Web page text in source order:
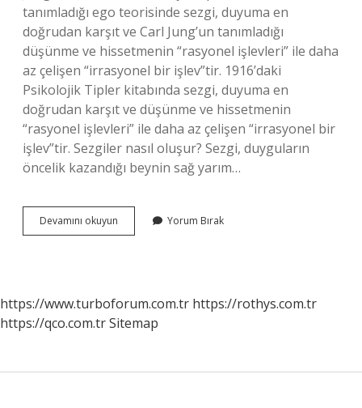
tanımladığı ego teorisinde sezgi, duyuma en
doğrudan karşıt ve Carl Jung’un tanımladığı
düşünme ve hissetmenin “rasyonel işlevleri” ile daha
az çelişen “irrasyonel bir işlev”tir. 1916’daki
Psikolojik Tipler kitabında sezgi, duyuma en
doğrudan karşıt ve düşünme ve hissetmenin
“rasyonel işlevleri” ile daha az çelişen “irrasyonel bir
işlev”tir. Sezgiler nasıl oluşur? Sezgi, duyguların
öncelik kazandığı beynin sağ yarım…
Devamını okuyun
Nasıl
Yorum Bırak
https://www.turboforum.com.tr https://rothys.com.tr
https://qco.com.trSitemap